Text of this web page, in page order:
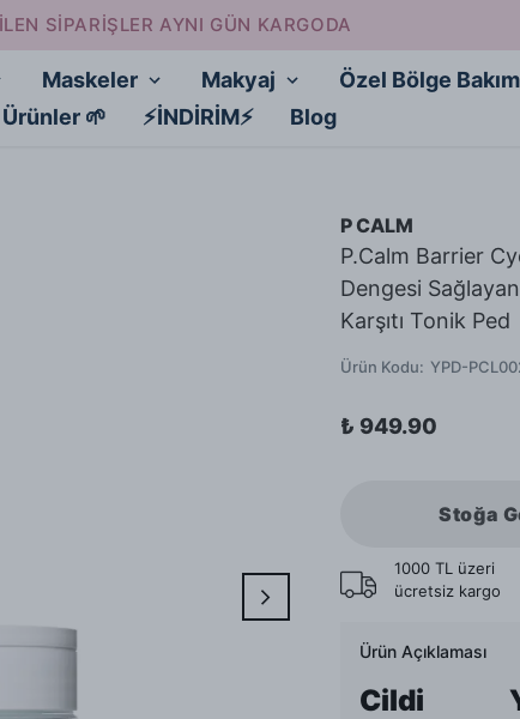
SİPARİŞLER AYNI GÜN KARGODA
Maskeler Makyaj
Özel Bölge
🌱
⚡İNDİRİM⚡ Blog
P CALM
P.Calm Barrier
Dengesi
Karşıtı Tonik Ped
Ürün Kodu: YPD-
₺ 949.90
Stoğa
1000 TL üzeri
ücretsiz kargo
Ürün Açıklaması
Cildi